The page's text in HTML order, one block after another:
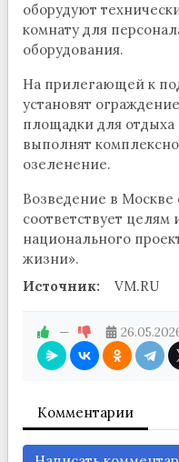
оборудуют
комнату для
оборудования.
На прилегающей к
установят
площадки для отдыха
выполнят
озеленение.
Возведение в Москве
соответствует
национального
жизни».
Источник:
VM.RU
—
Комментарии